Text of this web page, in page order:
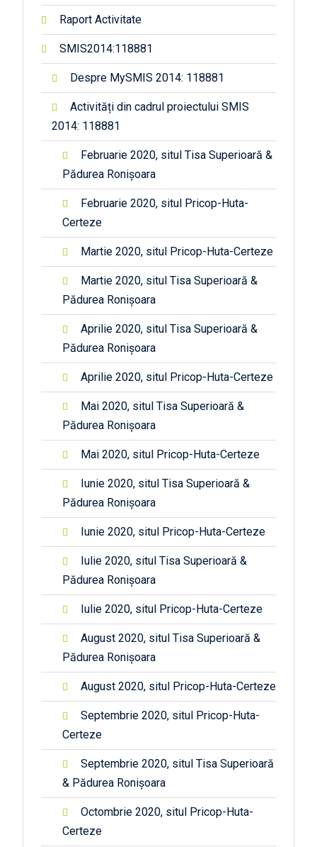
Raport Activitate
SMIS2014:118881
Despre MySMIS 2014: 118881
Activități din cadrul proiectului SMIS
2014: 118881
Februarie 2020, situl Tisa Superioară &
Pădurea Ronișoara
Februarie 2020, situl Pricop-Huta-
Certeze
Martie 2020, situl Pricop-Huta-Certeze
Martie 2020, situl Tisa Superioară &
Pădurea Ronișoara
Aprilie 2020, situl Tisa Superioară &
Pădurea Ronișoara
Aprilie 2020, situl Pricop-Huta-Certeze
Mai 2020, situl Tisa Superioară &
Pădurea Ronișoara
Mai 2020, situl Pricop-Huta-Certeze
Iunie 2020, situl Tisa Superioară &
Pădurea Ronișoara
Iunie 2020, situl Pricop-Huta-Certeze
Iulie 2020, situl Tisa Superioară &
Pădurea Ronișoara
Iulie 2020, situl Pricop-Huta-Certeze
August 2020, situl Tisa Superioară &
Pădurea Ronișoara
August 2020, situl Pricop-Huta-Certeze
Septembrie 2020, situl Pricop-Huta-
Certeze
Septembrie 2020, situl Tisa Superioară
& Pădurea Ronișoara
Octombrie 2020, situl Pricop-Huta-
Certeze